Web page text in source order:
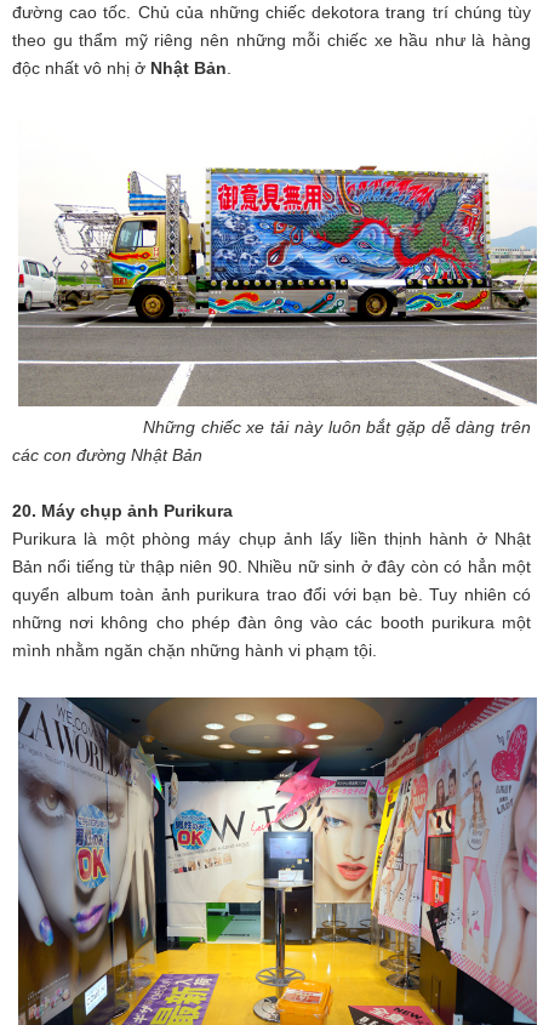
đường cao tốc. Chủ của những chiếc dekotora trang trí chúng tùy
theo gu thẩm mỹ riêng nên những mỗi chiếc xe hầu như là hàng
độc nhất vô nhị ở Nhật Bản
Những chiếc xe tải này luôn bắt gặp dễ dàng trên
các con đường Nhật Bản
20. Máy chụp ảnh Purikura
Purikura là một phòng máy chụp ảnh lấy liền thịnh hành ở Nhật
Bản nổi tiếng từ thập niên 90. Nhiều nữ sinh ở đây còn có hẳn một
quyển album toàn ảnh purikura trao đổi với bạn bè. Tuy nhiên có
những nơi không cho phép đàn ông vào các booth purikura một
mình nhằm ngăn chặn những hành vi phạm tội.